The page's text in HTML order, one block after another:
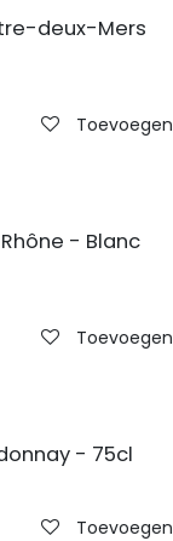
deux-Mers
- Blanc
- 75cl